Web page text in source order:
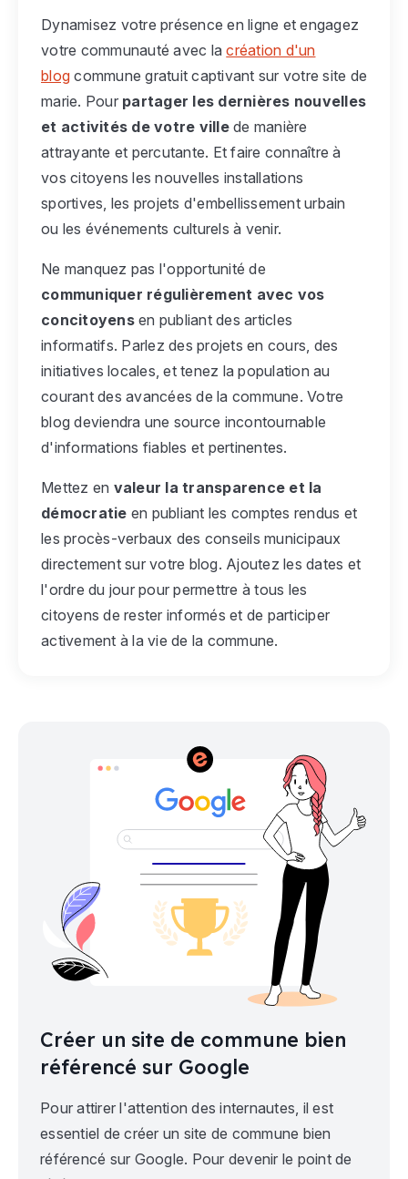
Dynamisez votre présence en ligne et engagez
votre communauté avec lacréation d'un
blog commune gratuit captivant sur votre site de
marie. Pour partager les dernières nouvelles
et activités de votre villede manière
attrayante et percutante. Et faire connaître à
vos citoyens les nouvelles installations
sportives, les projets d'embellissement urbain
ou les événements culturels à venir.
Ne manquez pas l'opportunité de
communiquer régulièrement avec vos
concitoyensen publiant des articles
informatifs. Parlez des projets en cours, des
initiatives locales, et tenez la population au
courant des avancées de la commune. Votre
blog deviendra une source incontournable
d'informations fiables et pertinentes.
Mettez en valeur la transparence et la
démocratie en publiant les comptes rendus et
les procès-verbaux des conseils municipaux
directement sur votre blog. Ajoutez les dates et
l'ordre du jour pour permettre à tous les
citoyens de rester informés et de participer
activement à la vie de la commune.
Créer un site de commune bien
référencé sur Google
Pour attirer l'attention des internautes, il est
essentiel de créer un site de commune bien
référencé sur Google. Pour devenir le point de